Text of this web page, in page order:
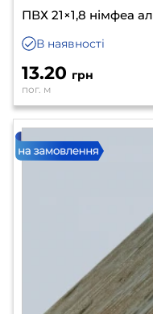
ПВХ 21×1,8 німфеа
В наявності
13.20 грн
пог. м